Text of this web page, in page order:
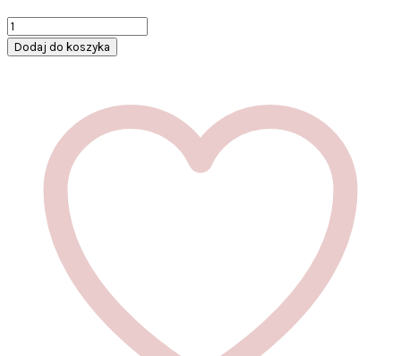
ilość
Kwiatowe
Colleen
Dodaj do koszyka